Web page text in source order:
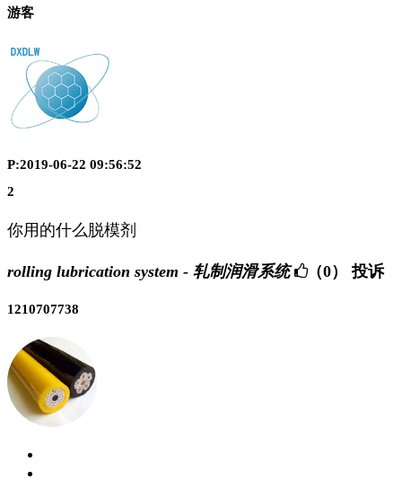
游客
P:2019-06-22 09:56:52
2
你用的什么脱模剂
rolling lubrication system - 轧制润滑系统 （0） 投诉
1210707738